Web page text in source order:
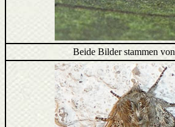
Beide Bilder stammen von